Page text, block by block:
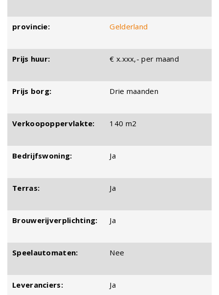
provincie: Gelderland
Prijs huur: € x.xxx,- per maand
Prijs borg: Drie maanden
Verkoopoppervlakte: 140 m2
Bedrijfswoning: Ja
Terras: Ja
Brouwerijverplichting: Ja
Speelautomaten: Nee
Leveranciers: Ja